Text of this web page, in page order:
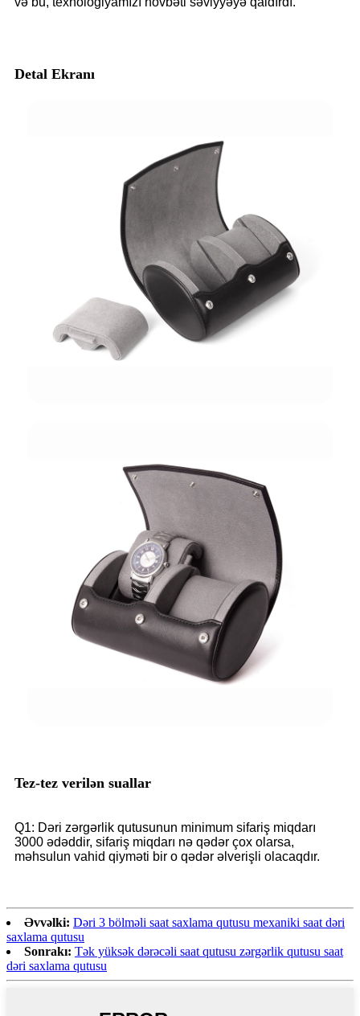
Detal Ekranı
Tez-tez verilən suallar
Q1: Dəri zərgərlik qutusunun minimum sifariş miqdarı
3000 ədəddir, sifariş miqdarı nə qədər çox olarsa,
məhsulun vahid qiyməti bir o qədər əlverişli olacaqdır.
Əvvəlki: Dəri 3 bölməli saat saxlama qutusu mexaniki saat dəri
saxlama qutusu
Sonrakı: Tək yüksək dərəcəli saat qutusu zərgərlik qutusu saat
dəri saxlama qutusu